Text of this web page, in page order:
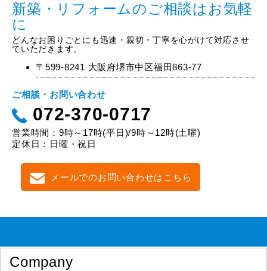
新築・リフォームのご相談はお気軽
に
どんなお困りごとにも迅速・親切・丁寧を心がけて対応させ
ていただきます。
〒599-8241 大阪府堺市中区福田863-77
ご相談・お問い合わせ
072-370-0717
営業時間：9時～17時(平日)/9時～12時(土曜)
定休日：日曜・祝日
メールでのお問い合わせはこちら
Company